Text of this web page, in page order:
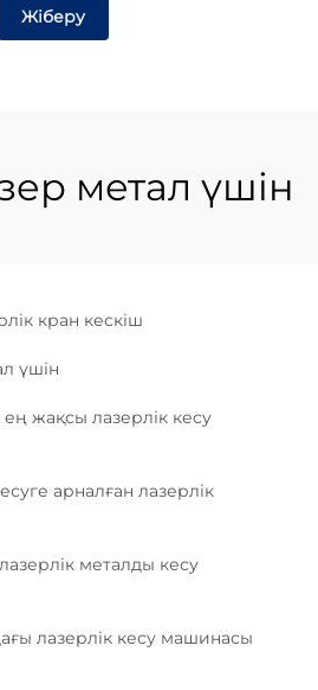
Жіберу
метал үшін
кран кескіш
үшін
жақсы лазерлік кесу
арналған лазерлік
металды кесу
лазерлік кесу машинасы